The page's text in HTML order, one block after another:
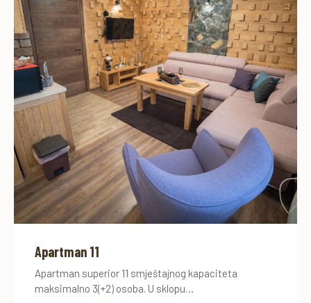
Apartman 11
Apartman superior 11 smještajnog kapaciteta
maksimalno 3(+2) osoba. U sklopu…